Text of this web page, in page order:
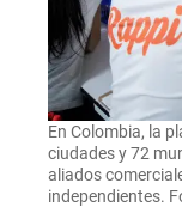
En Colombia, la
ciudades y 72
aliados
independientes.